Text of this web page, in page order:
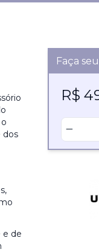
dos
e de
Faça
R$
−